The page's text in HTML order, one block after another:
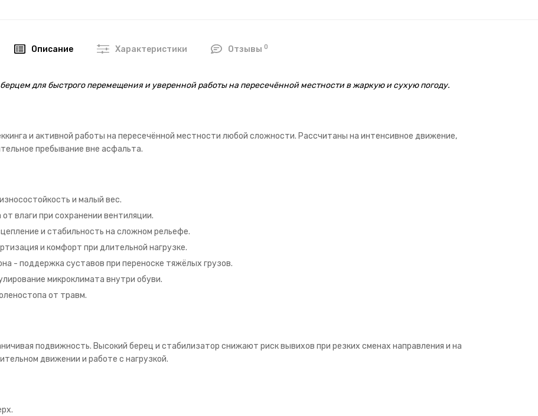
Описание Характеристики Отзывы 0
для быстрого перемещения и уверенной работы на пересечённой местности в жаркую и сухую погоду.
и активной работы на пересечённой местности любой сложности. Рассчитаны на интенсивное движение,
пребывание вне асфальта.
и малый вес.
влаги при сохранении вентиляции.
и стабильность на сложном рельефе.
и комфорт при длительной нагрузке.
- поддержка суставов при переноске тяжёлых грузов.
микроклимата внутри обуви.
от травм.
подвижность. Высокий берец и стабилизатор снижают риск вывихов при резких сменах направления и на
движении и работе с нагрузкой.